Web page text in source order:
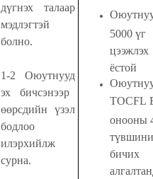
дүгнэх талаар
мэдлэгтэй
болно.
1-2 Оюутнууд
эх бичсэнээр
өөрсдийн үзэл
бодлоо
илэрхийлж
сурна.
5000 үг
цээжлэх
ёстой
TOCFL
онооны
бичих